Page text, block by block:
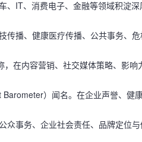
、IT、消费电子、金融等领域积淀深
传播、健康医疗传播、公共事务、
，在内容营销、社交媒体策略、影
）闻名。在企业声誉、健
众事务、企业社会责任、品牌定位